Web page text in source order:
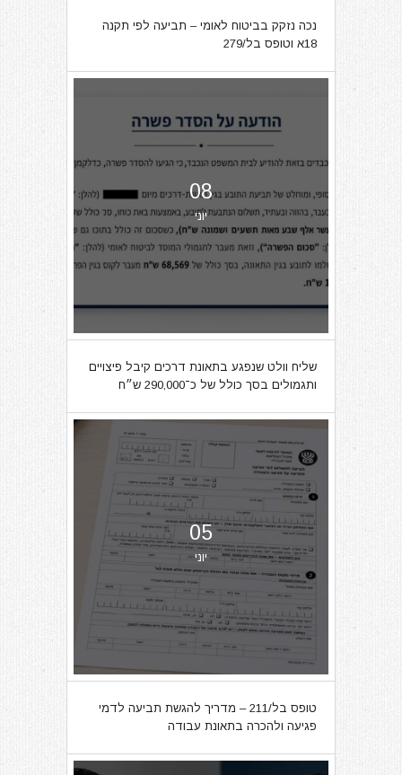
נכה נזקק בביטוח לאומי – תביעה לפי תקנה
18א וטופס בל/279
08
יוני
שליח וולט שנפגע בתאונת דרכים קיבל פיצויים
ותגמולים בסך כולל של כ־290,000 ש״ח
05
יוני
טופס בל/211 – מדריך להגשת תביעה לדמי
פגיעה ולהכרה בתאונת עבודה